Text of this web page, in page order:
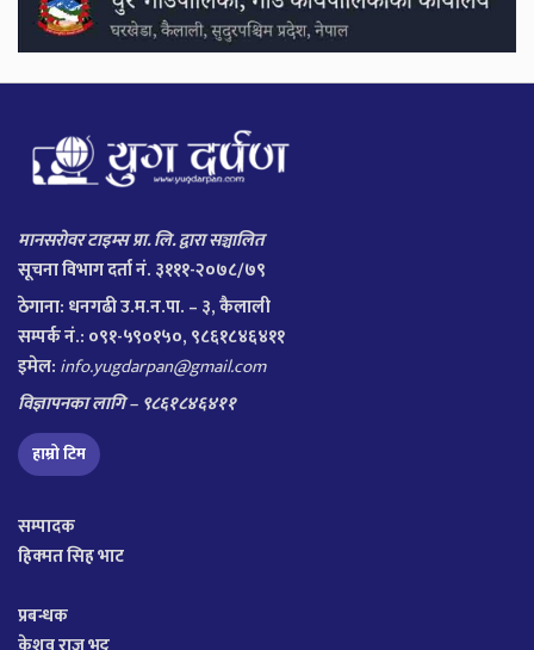
मानसरोवर टाइम्स प्रा. लि. द्वारा सञ्चालित
सूचना विभाग दर्ता नं. ३१११-२०७८/७९
ठेगाना: धनगढी उ.म.न.पा. – ३, कैलाली
सम्पर्क नं.: ०९१-५९०१५०, ९८६१८४६४११
इमेल: info.yugdarpan@gmail.com
विज्ञापनका लागि – ९८६१८४६४११
हाम्रो टिम
सम्पादक
हिक्मत सिह भाट
प्रबन्धक